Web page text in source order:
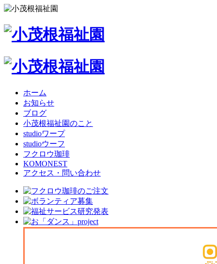
ホーム
お知らせ
ブログ
小茂根福祉園のこと
studioワープ
studioウーフ
フクロウ珈琲
KOMONEST
アクセス・問い合わせ